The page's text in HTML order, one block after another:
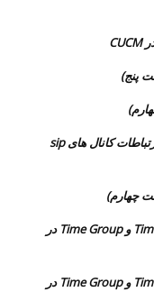
ارزیابی کیفیت ارتباطات کانال های sip
استفاده از Time Conditions و Time Group در
استفاده از Time Conditions و Time Group در